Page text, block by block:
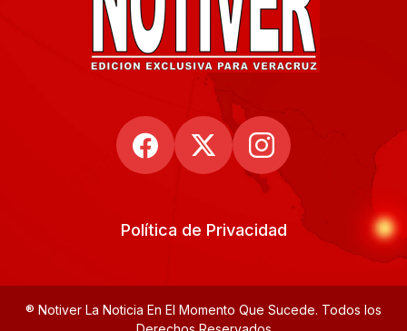
Política de Privacidad
® Notiver La Noticia En El Momento Que Sucede. Todos los